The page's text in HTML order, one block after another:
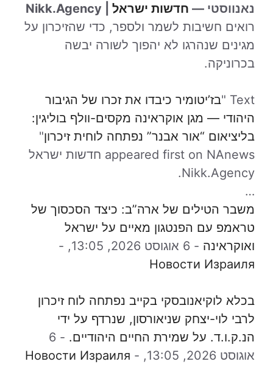
נאנווסטי — חדשות ישראל
רואים חשיבות לשמר ולספר, כדי שהזיכרון על
מגינים שנהרגו לא יהפוך לשורה יבשה
בכרוניקה.
Text "
בז’יטומיר כיבדו את זכרו של הגיבור
היהודי — מגן אוקראינה מקסים-וולף בוליגין:
בליציאום “אור אבנר” נפתחה לוחית זיכרון"
appeared first on NAnews חדשות ישראל
Nikk.Agency.
…
משבר הטילים של ארה”ב: כיצד הסכסוך של
טראמפ עם הפנטגון מאיים על ישראל
ואוקראינה - 6 אוגוסט 2026, 13:05,
-
Новости Израиля
בכלא לוקיאנובסקי בקייב נפתחה לוח זיכרון
לרבי לוי-יצחק שניאורסון, שנרדף על ידי
הנ.ק.ו.ד. על שמירת החיים היהודיים. -
6
אוגוסט 2026, 13:05,
-
Новости Израиля